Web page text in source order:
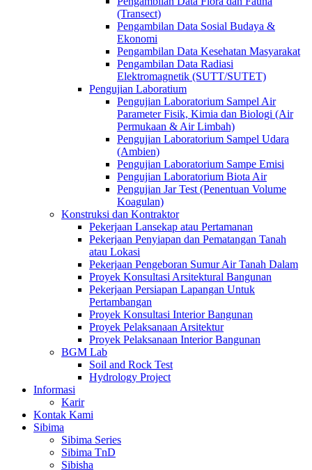
(Transect)
Pengambilan Data Sosial Budaya &
Ekonomi
Pengambilan Data Kesehatan Masyarakat
Pengambilan Data Radiasi
Elektromagnetik (SUTT/SUTET)
Pengujian Laboratium
Pengujian Laboratorium Sampel Air
Parameter Fisik, Kimia dan Biologi (Air
Permukaan & Air Limbah)
Pengujian Laboratorium Sampel Udara
(Ambien)
Pengujian Laboratorium Sampe Emisi
Pengujian Laboratorium Biota Air
Pengujian Jar Test (Penentuan Volume
Koagulan)
Konstruksi dan Kontraktor
Pekerjaan Lansekap atau Pertamanan
Pekerjaan Penyiapan dan Pematangan Tanah
atau Lokasi
Pekerjaan Pengeboran Sumur Air Tanah Dalam
Proyek Konsultasi Arsitektural Bangunan
Pekerjaan Persiapan Lapangan Untuk
Pertambangan
Proyek Konsultasi Interior Bangunan
Proyek Pelaksanaan Arsitektur
Proyek Pelaksanaan Interior Bangunan
BGM Lab
Soil and Rock Test
Hydrology Project
Informasi
Karir
Kontak Kami
Sibima
Sibima Series
Sibima TnD
Sibisha